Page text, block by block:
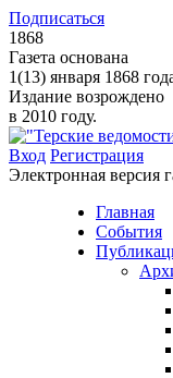
Подписаться
1868
Газета основана
1(13) января 1868
Издание возрождено
в 2010 году.
Вход Регистрация
Электронная версия
Главная
События